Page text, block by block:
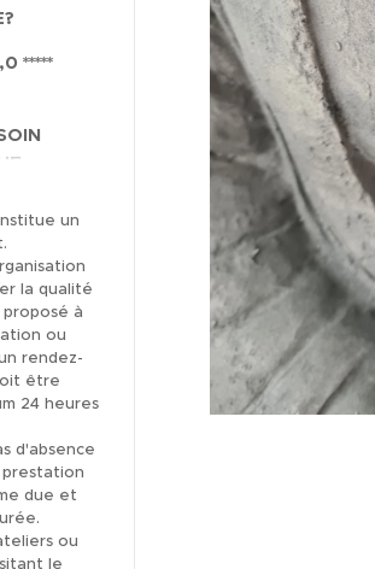
*****
TRANSGÉNÉRATIONNELLES
SOINS
un
la qualité
à
ou
rendez-
être
24 heures
d'absence
prestation
due et
ou
le